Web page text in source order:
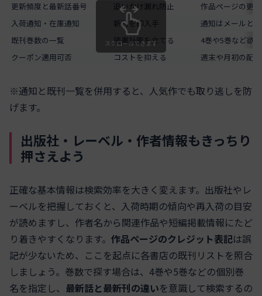
更新頻度と最新話番号
追いかけ漏れ防止
作品ページの更
入荷通知・在庫通知
新刊を即入手
通知はメールと
既刊巻数の一覧
読書計画を立てる
4巻や5巻など欲
クーポン適用可否
コストを抑える 週末や月初の配
スクロールできます
※通知と既刊一覧を併用すると、人気作でも取り逃しを防
げます。
出版社・レーベル・作者情報もきっちり
押さえよう
正確な基本情報は検索効率を大きく変えます。出版社やレ
ーベルを把握しておくと、入荷時期の傾向や再入荷の目安
が読めますし、作者名から関連作品や短編掲載情報にたど
り着きやすくなります。 作品ページのクレジット表記は誤
記が少ないため、ここを起点に各書店の既刊リストを照合
しましょう。巻数で探す場合は、4巻や5巻などの個別巻
名を指定し、 最新話と最新刊の違いを意識して検索するの